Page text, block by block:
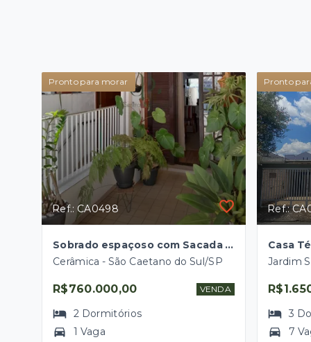
Pronto para morar
Ref.: CA0498
Sobrado espaçoso com Sacada para Venda
Cerâmica - São Caetano do Sul/SP
R$760.000,00 VENDA
2 Dormitórios
1 Vaga
Pronto
Ref.:
3
7